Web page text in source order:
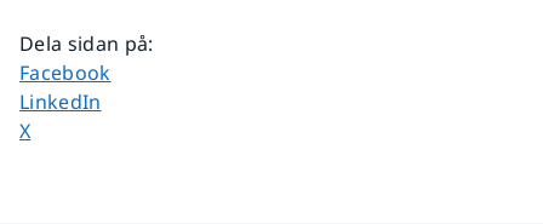
Dela sidan på:
Dela sidan på
Facebook
Dela sidan på
LinkedIn
Dela sidan på
X